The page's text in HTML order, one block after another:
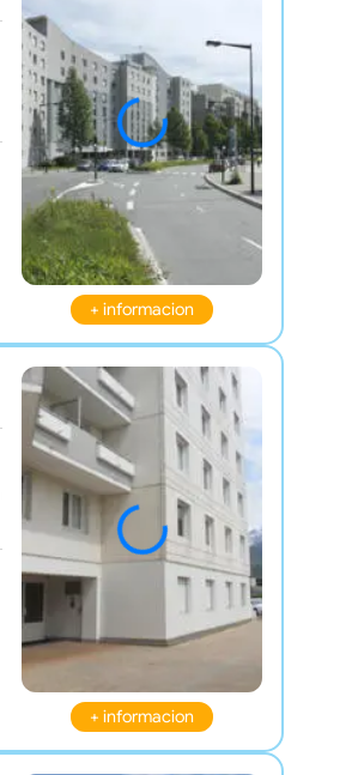
+ informacion
+ informacion